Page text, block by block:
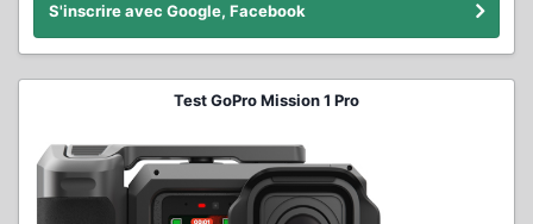
S'inscrire avec Google, Facebook
Test GoPro Mission 1 Pro